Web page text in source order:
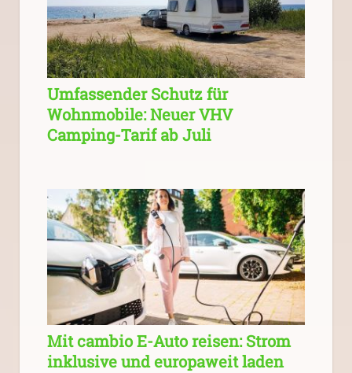
Umfassender Schutz für
Wohnmobile: Neuer VHV
Camping-Tarif ab Juli
Mit cambio E-Auto reisen: Strom
inklusive und europaweit laden